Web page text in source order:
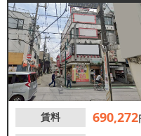
賃料 690,272